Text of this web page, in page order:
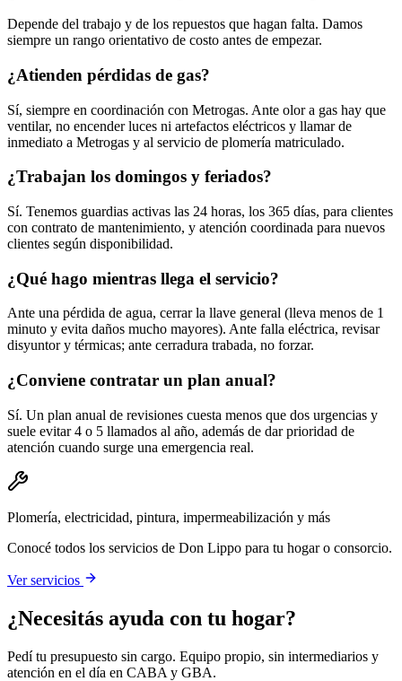
Depende del trabajo y de los repuestos que hagan falta. Damos
siempre un rango orientativo de costo antes de empezar.
¿Atienden pérdidas de gas?
Sí, siempre en coordinación con Metrogas. Ante olor a gas hay que
ventilar, no encender luces ni artefactos eléctricos y llamar de
inmediato a Metrogas y al servicio de plomería matriculado.
¿Trabajan los domingos y feriados?
Sí. Tenemos guardias activas las 24 horas, los 365 días, para clientes
con contrato de mantenimiento, y atención coordinada para nuevos
clientes según disponibilidad.
¿Qué hago mientras llega el servicio?
Ante una pérdida de agua, cerrar la llave general (lleva menos de 1
minuto y evita daños mucho mayores). Ante falla eléctrica, revisar
disyuntor y térmicas; ante cerradura trabada, no forzar.
¿Conviene contratar un plan anual?
Sí. Un plan anual de revisiones cuesta menos que dos urgencias y
suele evitar 4 o 5 llamados al año, además de dar prioridad de
atención cuando surge una emergencia real.
Plomería, electricidad, pintura, impermeabilización y más
Conocé todos los servicios de Don Lippo para tu hogar o consorcio.
Ver servicios
¿Necesitás ayuda con tu hogar?
Pedí tu presupuesto sin cargo. Equipo propio, sin intermediarios y
atención en el día en CABA y GBA.